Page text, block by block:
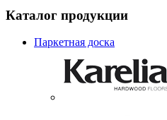
Каталог продукции
Паркетная доска